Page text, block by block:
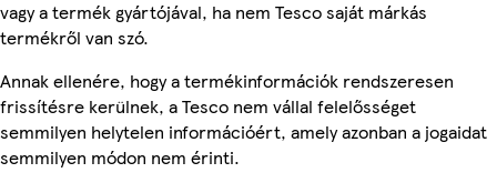
vagy a termék gyártójával, ha nem Tesco saját márkás
termékről van szó.
Annak ellenére, hogy a termékinformációk rendszeresen
frissítésre kerülnek, a Tesco nem vállal felelősséget
semmilyen helytelen információért, amely azonban a jogaidat
semmilyen módon nem érinti.